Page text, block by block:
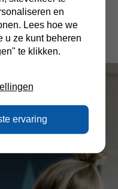
en
Lees hoe we
u ze kunt beheren
te klikken.
ervaring